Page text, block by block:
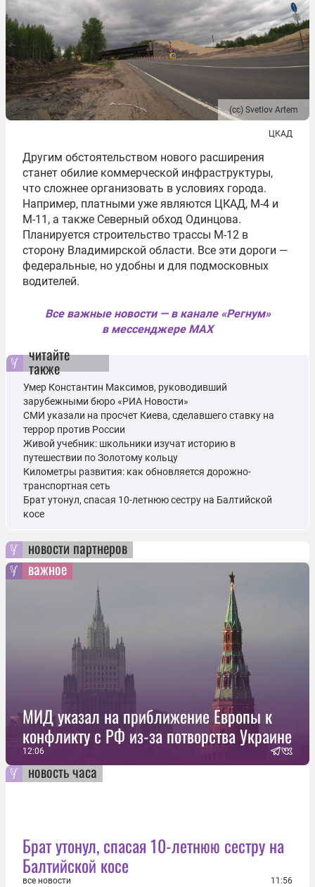
(сс) Svetlov Artem
ЦКАД
Другим обстоятельством нового расширения
станет обилие коммерческой инфраструктуры,
что сложнее организовать в условиях города.
Например, платными уже являются ЦКАД, М-4 и
М-11, а также Северный обход Одинцова.
Планируется строительство трассы М-12 в
сторону Владимирской области. Все эти дороги —
федеральные, но удобны и для подмосковных
водителей.
Все важные новости — в канале «Регнум»
в мессенджере MAX
читайте
также
Умер Константин Максимов, руководивший
зарубежными бюро «РИА Новости»
СМИ указали на просчет Киева, сделавшего ставку на
террор против России
Живой учебник: школьники изучат историю в
путешествии по Золотому кольцу
Километры развития: как обновляется дорожно-
транспортная сеть
Брат утонул, спасая 10-летнюю сестру на Балтийской
косе
новости партнеров
важное
МИД указал на приближение Европы к
конфликту с РФ из-за потворства Украине
12:06
новость часа
Брат утонул, спасая 10-летнюю сестру на
Балтийской косе
все новости 11:56